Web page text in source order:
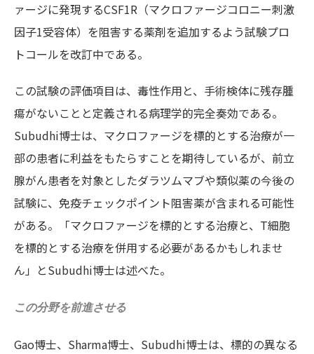
ァージに発現するCSF1R（マクロファージコロニー刺激
因子1受容体）を阻害する薬剤を追加するよう試験プロ
トコールを改訂中である。
この試験の評価項目は、毒性作用と、手術検体に残存腫
瘍がないことと定義される病理学的完全奏効である。
Subudhi博士は、マクロファージを標的とする治療が一
部の患者に利益をもたらすことを期待しているが、前立
腺がん患者を対象としたダラツムマブや類似薬の今後の
試験に、免疫チェックポイント阻害薬が含まれる可能性
がある。「マクロファージを標的とする治療と、T細胞
を標的とする治療を併用する必要があるかもしれませ
ん」とSubudhi博士は述べた。
この分野を前進させる
Gao博士、Sharma博士、Subudhi博士は、標的の異なる